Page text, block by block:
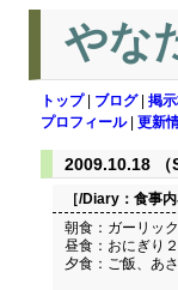
やな
トップ| ブログ| 掲
プロフィール| 更新
2009.10.18 （
［/Diary： 食事
朝食：ガーリッ
昼食：おにぎり
夕食：ご飯、あ